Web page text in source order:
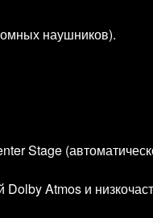
наушников).
Stage
Atmos и